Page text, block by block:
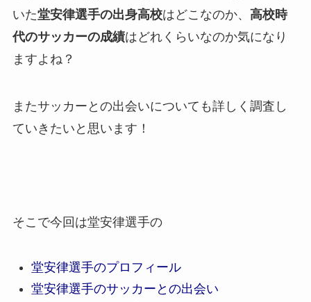
いた堂安律選手の出身高校はどこなのか、 高校時
代のサッカーの成績はどれくらいなのか気になり
ますよね？
またサッカーとの出会いについても詳しく調査し
ていきたいと思います！
そこで今回は堂安律選手の
堂安律選手のプロフィール
堂安律選手のサッカーとの出会い